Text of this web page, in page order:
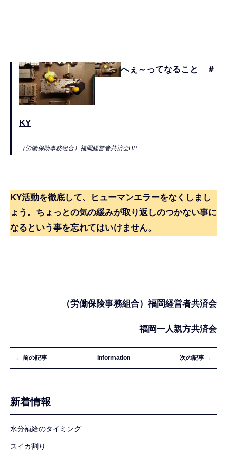
へぇ～ってなること ＃
KY
（労働保険事務組合）福岡経営者共済会HP
KY活動を徹底して、ヒューマンエラーをなくしまし
ょう。ちょっとの気の緩みが取り返しのつかない事に
なるという事を忘れてはいけません。
（労働保険事務組合）福岡経営者共済会
福岡一人親方共済会
← 前の記事 Information 次の記事 →
新着情報
水分補給のタイミング
スイカ割り